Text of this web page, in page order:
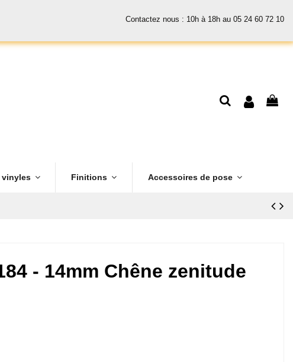
Contactez nous : 10h à 18h au 05 24 60 72 10
vinyles Finitions Accessoires de pose
- 14mm Chêne zenitude